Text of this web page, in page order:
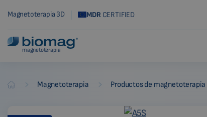
Magnetoterapia 3D MDRCERTIFIED
magnetoterapia
Biomag Magnetoterapia Productos de